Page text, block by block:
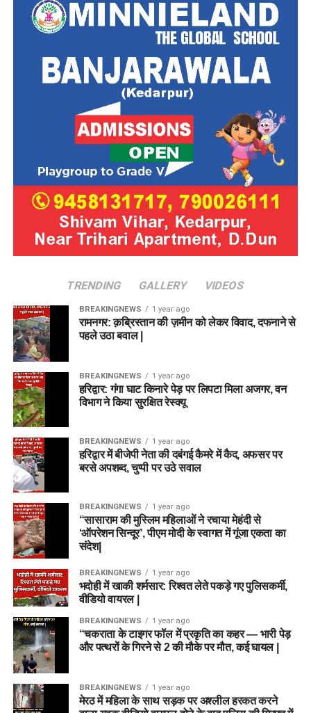
TRENDING GALLERY VIDEOS
BREAKINGNEWS 1 year ago
रामनगर: क़ब्रिस्तान की ज़मीन को लेकर विवाद, दफनाने से
पहले उठा बवाल |
BREAKINGNEWS 1 year ago
हरिद्वार: गंगा घाट किनारे पेड़ पर लिपटा मिला अजगर, वन
विभाग ने किया सुरक्षित रेस्क्यू
BREAKINGNEWS 1 year ago
हरिद्वार में बीजेपी नेता की दबंगई कैमरे में कैद, अफसर पर
बरसे अपशब्द, चुप्पी पर उठे सवाल
BREAKINGNEWS 1 year ago
“सासाराम की मुस्लिम महिलाओं ने रचाया मेहंदी से
‘ऑपरेशन सिन्दूर’, पीएम मोदी के स्वागत में गूंजा एकता का
संदेश|
BREAKINGNEWS 1 year ago
भदोही में खाकी शर्मसार: रिश्वत लेते पकड़े गए पुलिसकर्मी,
वीडियो वायरल |
BREAKINGNEWS 1 year ago
“चकराता के टाइगर फॉल में प्रकृति का कहर — भारी पेड़
और पत्थरों के गिरने से 2 की मौके पर मौत, कई घायल |
BREAKINGNEWS 1 year ago
मेरठ में महिला के साथ सड़क पर अश्लील हरकत करने